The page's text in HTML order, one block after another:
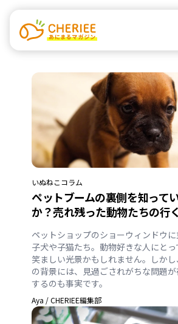
いぬねこコラム
ペットブームの裏側を知って
か？売れ残った動物たちの行
ペットショップのショーウィンドウ
子犬や子猫たち。動物好きな人にと
笑ましい光景かもしれません。しかし
の背景には、見過ごされがちな問題が
するのも事実です。
Aya /CHERIEE編集部